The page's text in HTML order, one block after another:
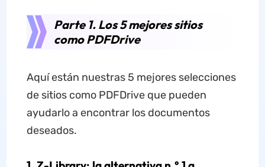
Parte 1. Los 5 mejores sitios
como PDFDrive
Aquí están nuestras 5 mejores selecciones
de sitios como PDFDrive que pueden
ayudarlo a encontrar los documentos
deseados.